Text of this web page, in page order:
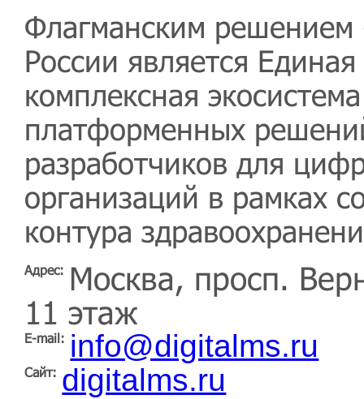
Флагманским
России является
комплексная
платформенных
разработчиков для
организаций в рамках
контура
Адрес: Москва, просп.
11 этаж
E-mail: info@digitalms.ru
Сайт: digitalms.ru